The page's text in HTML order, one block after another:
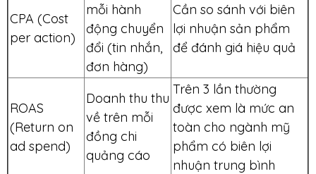
CPA (Cost
per action)
mỗi hành
động chuyển
đổi (tin nhắn,
đơn hàng)
Cần so sánh với biên
lợi nhuận sản phẩm
để đánh giá hiệu quả
ROAS
(Return on
ad spend)
Doanh thu thu
về trên mỗi
đồng chi
quảng cáo
Trên 3 lần thường
được xem là mức an
toàn cho ngành mỹ
phẩm có biên lợi
nhuận trung bình